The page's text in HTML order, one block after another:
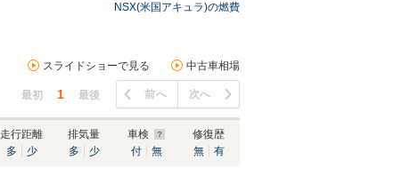
NSX(米国アキュラ)の燃費
スライドショーで見る 中古車相場
最初 1 最後 前へ 次へ
走行距離
多
少
排気量
多
少
車検
付
無
修復歴
無
有